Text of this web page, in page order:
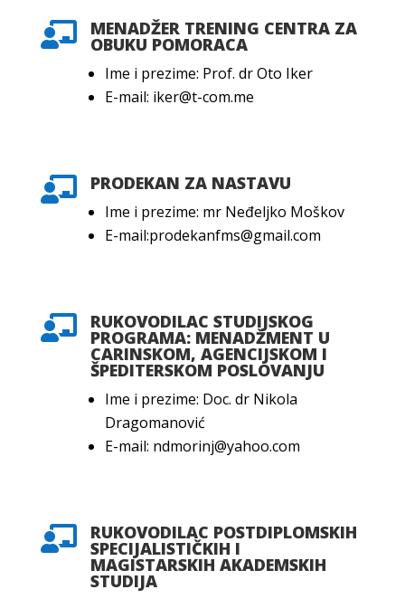
 MENADŽER TRENING CENTRA ZA
OBUKU POMORACA
Ime i prezime: Prof. dr Oto Iker
E-mail: iker@t-com.me
 PRODEKAN ZA NASTAVU
Ime i prezime: mr Neđeljko Moškov
E-mail:prodekanfms@gmail.com
 RUKOVODILAC STUDIJSKOG
PROGRAMA: MENADŽMENT U
CARINSKOM, AGENCIJSKOM I
ŠPEDITERSKOM POSLOVANJU
Ime i prezime: Doc. dr Nikola
Dragomanović
E-mail: ndmorinj@yahoo.com
 RUKOVODILAC POSTDIPLOMSKIH
SPECIJALISTIČKIH I
MAGISTARSKIH AKADEMSKIH
STUDIJA